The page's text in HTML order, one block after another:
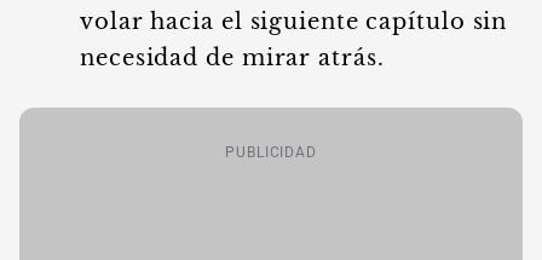
volar hacia el siguiente capítulo sin
necesidad de mirar atrás.
PUBLICIDAD